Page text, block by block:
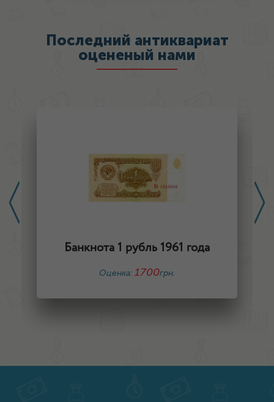
Последний антиквариат
оцененый нами
Банкнота 1 рубль 1961 года
Оценка: 1700грн.